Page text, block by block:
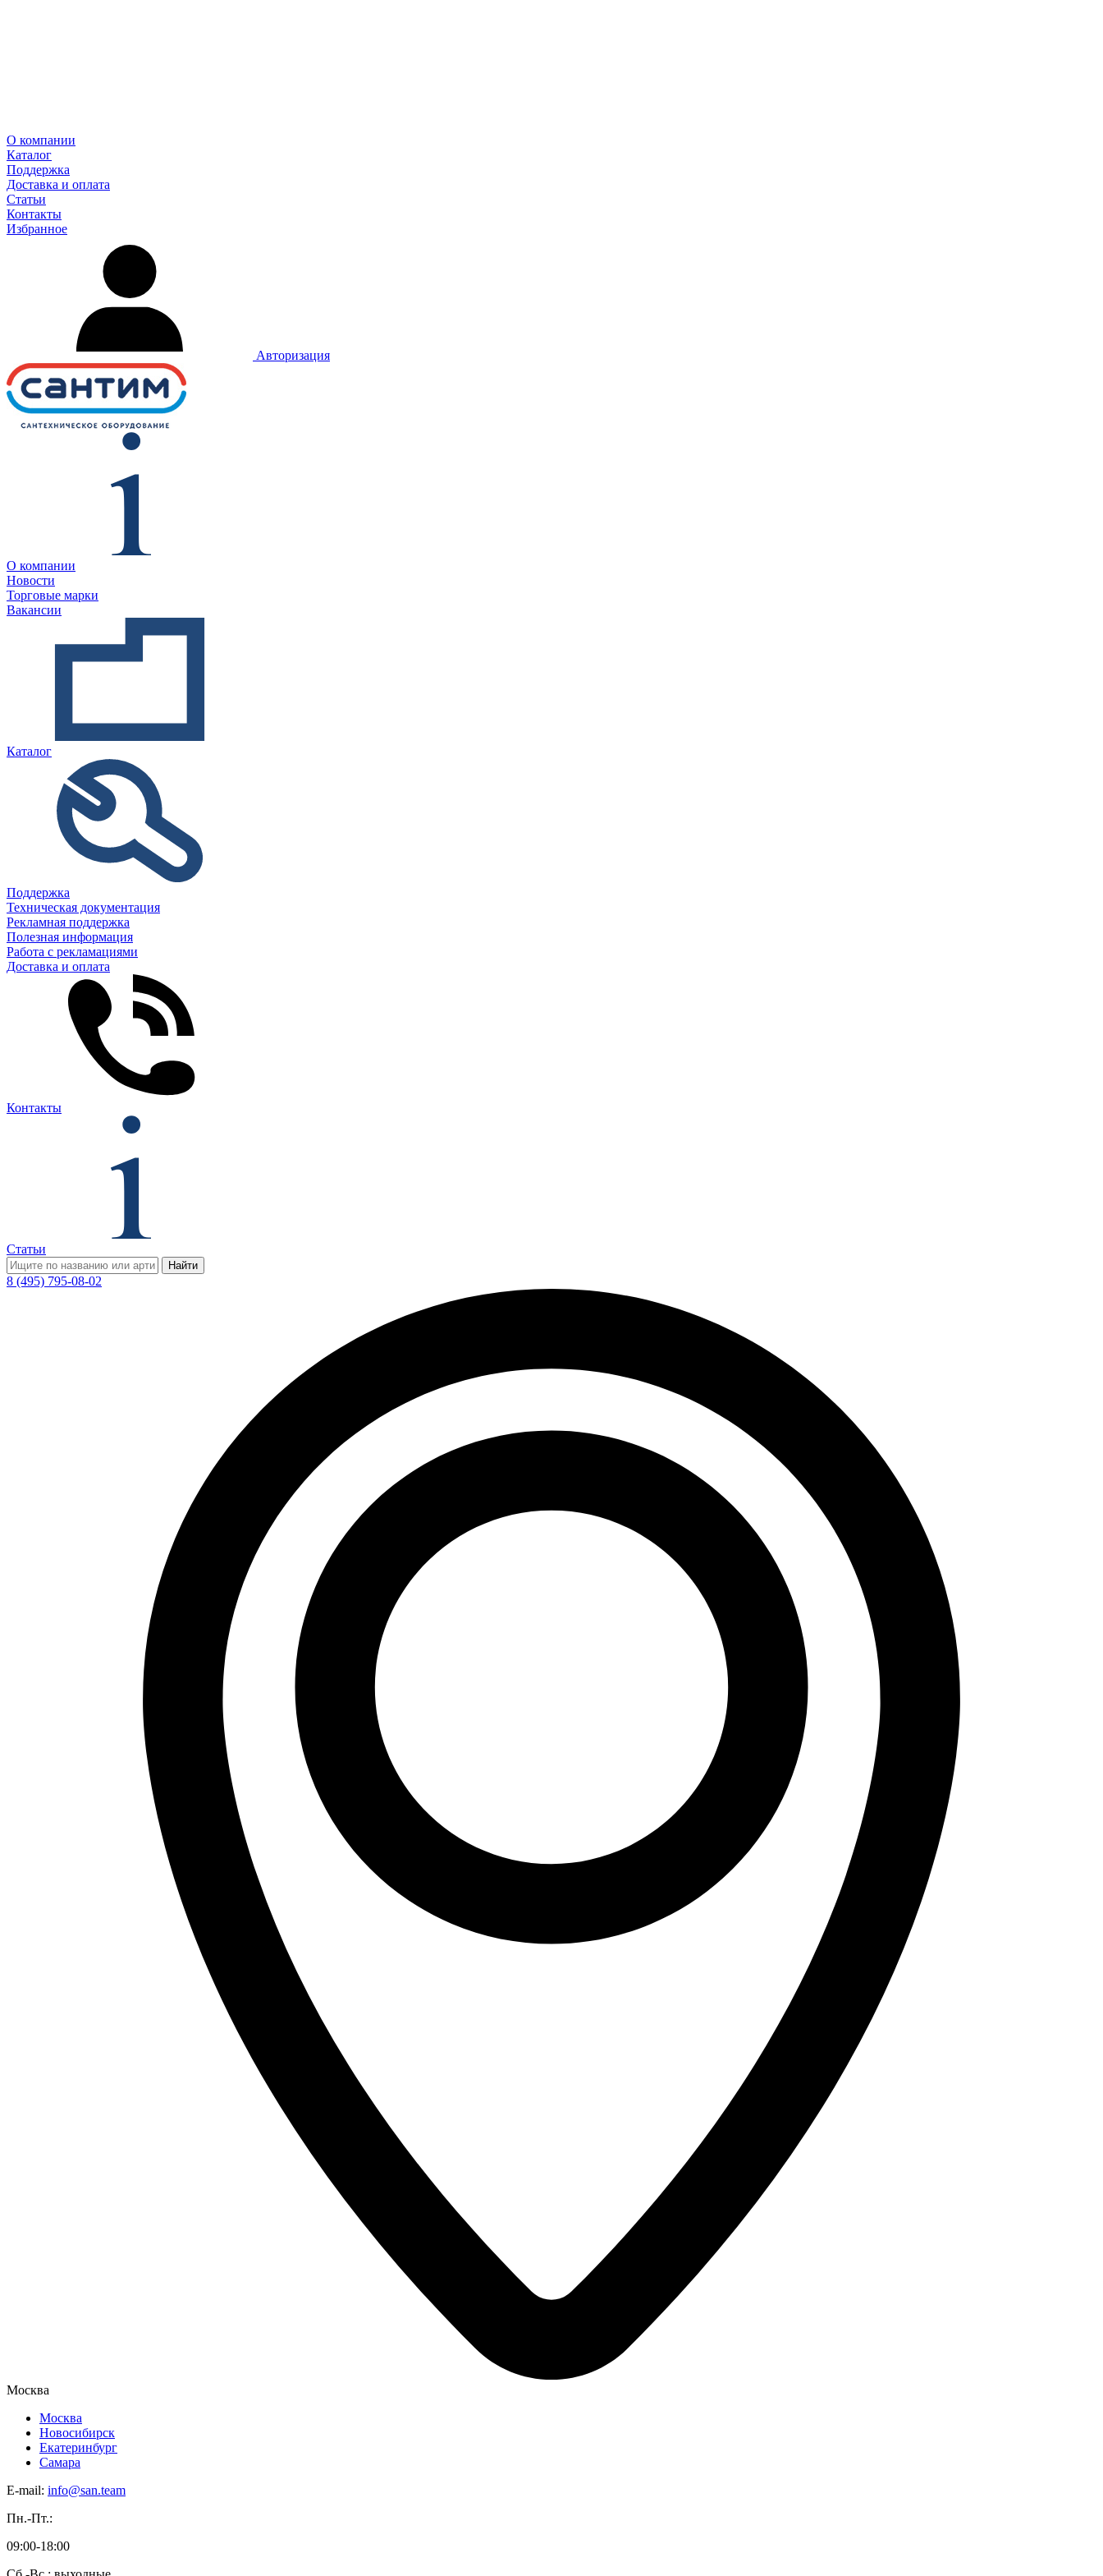
О компании
Каталог
Поддержка
Доставка и оплата
Статьи
Контакты
Избранное
Авторизация
О компании
Новости
Торговые марки
Вакансии
Каталог
Поддержка
Техническая документация
Рекламная поддержка
Полезная информация
Работа с рекламациями
Доставка и оплата
Контакты
Статьи
Найти
8 (495) 795-08-02
Москва
Москва
Новосибирск
Екатеринбург
Самара
E-mail: info@san.team
Пн.-Пт.:
09:00-18:00